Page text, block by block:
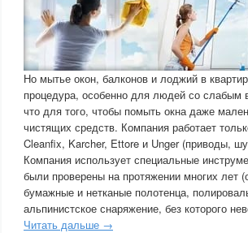
Но мытье окон, балконов и лоджий в
процедура, особенно для людей со слабым
что для того, чтобы помыть окна даже
чистящих средств. Компания работает
Cleanfix, Karcher, Ettore и Unger (приводы,
Компания использует специальные
были проверены на протяжении многих лет
бумажные и нетканые полотенца,
альпинистское снаряжение, без которого
Читать дальше →